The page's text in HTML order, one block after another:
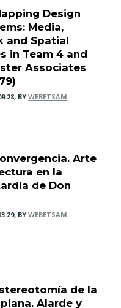
Design
Media,
and Spatial
in Team 4 and
Associates
BYWEBETSAM
Arte
en la
de Don
BYWEBETSAM
de la
Alarde y